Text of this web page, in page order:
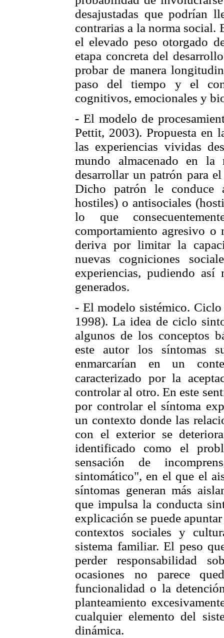
desajustadas que podrían
contrarias a la norma social.
el elevado peso otorgado
etapa concreta del
probar de manera
paso del tiempo y el
cognitivos, emocionales y
- El modelo de
Pettit, 2003). Propuesta en
las experiencias vividas
mundo almacenado en
desarrollar un patrón para
Dicho patrón le conduce
hostiles) o antisociales
lo que
comportamiento agresivo
deriva por limitar la
nuevas cogniciones
experiencias, pudiendo así
generados.
- El modelo sistémico.
1998). La idea de ciclo
algunos de los conceptos
este autor los síntomas
enmarcarían en un
caracterizado por la
controlar al otro. En este
por controlar el síntoma
un contexto donde las
con el exterior se
identificado como el
sensación de
sintomático", en el que el
síntomas generan más
que impulsa la conducta
explicación se puede
contextos sociales y
sistema familiar. El peso
perder responsabilidad
ocasiones no parece
funcionalidad o la
planteamiento
cualquier elemento del
dinámica.